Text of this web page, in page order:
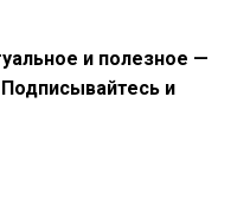
и полезное —
и